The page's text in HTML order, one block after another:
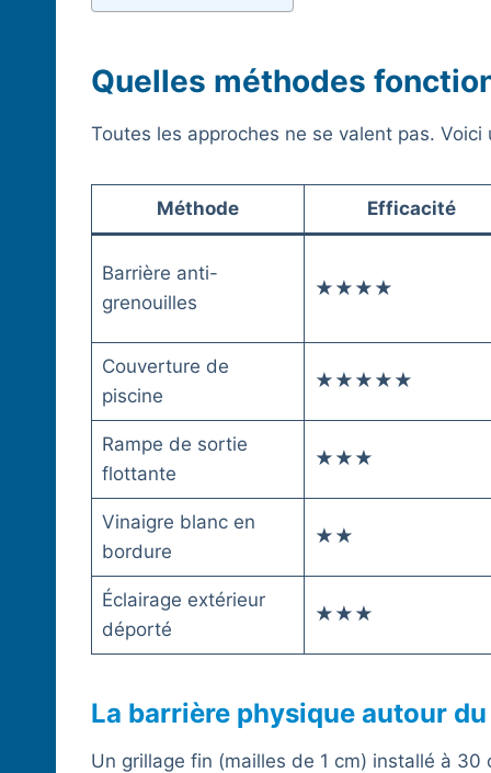
Quelles méthodes
Toutes les approches ne se valent pas.
Méthode Efficacité
Barrière anti-
grenouilles
★★★★
Couverture de
piscine
★★★★★
Rampe de sortie
flottante
★★★
Vinaigre blanc en
bordure
★★
Éclairage extérieur
déporté
★★★
La barrière physique autour
Un grillage fin (mailles de 1 cm) installé à